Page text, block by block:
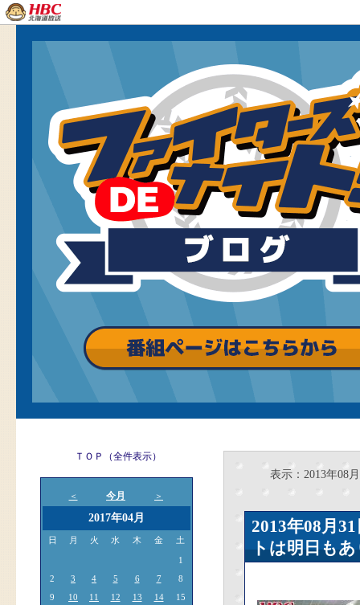
ＴＯＰ（全件表示）
＜ 今月 ＞
2017年04月
日 月 火 水 木 金 土
1
2
3 4 5 6 7
8
9
10 11 12 13 14
15
表示：2013年08月
2013年08
トは明日も